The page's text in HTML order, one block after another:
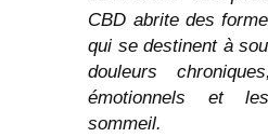
CBD abrite des
qui se destinent à
douleurs
émotionnels et
sommeil.